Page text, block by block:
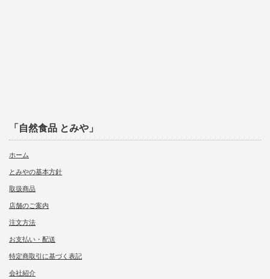
「自然食品 とみや」
ホーム
とみやの基本方針
取扱商品
店舗のご案内
注文方法
お支払い・配送
特定商取引に基づく表記
会社紹介